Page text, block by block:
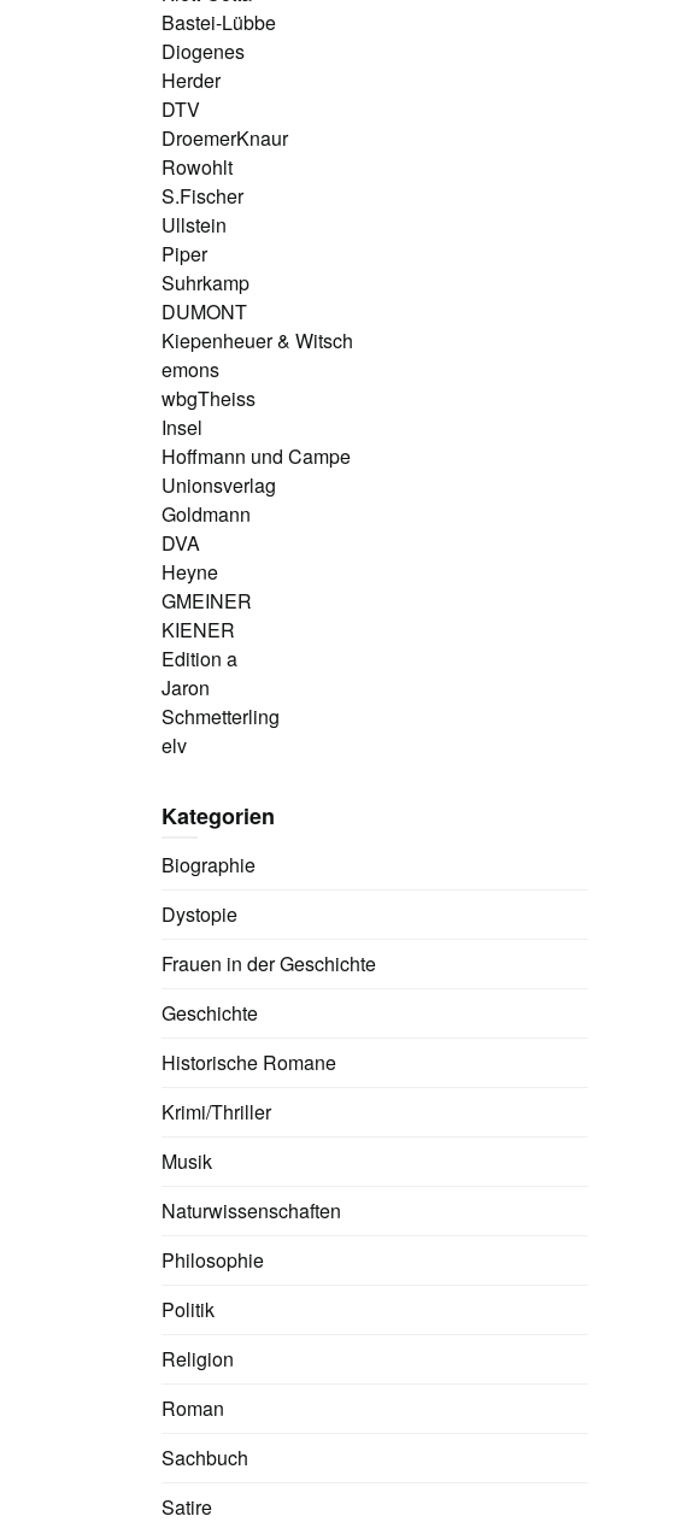
Bastei-Lübbe
Diogenes
Herder
DTV
DroemerKnaur
Rowohlt
S.Fischer
Ullstein
Piper
Suhrkamp
DUMONT
Kiepenheuer & Witsch
emons
wbgTheiss
Insel
Hoffmann und Campe
Unionsverlag
Goldmann
DVA
Heyne
GMEINER
KIENER
Edition a
Jaron
Schmetterling
elv
Kategorien
Biographie
Dystopie
Frauen in der Geschichte
Geschichte
Historische Romane
Krimi/Thriller
Musik
Naturwissenschaften
Philosophie
Politik
Religion
Roman
Sachbuch
Satire